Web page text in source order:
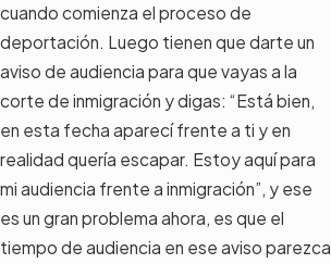
cuando comienza el proceso de
deportación. Luego tienen que darte un
aviso de audiencia para que vayas a la
corte de inmigración y digas: “Está bien,
en esta fecha aparecí frente a ti y en
realidad quería escapar. Estoy aquí para
mi audiencia frente a inmigración”, y ese
es un gran problema ahora, es que el
tiempo de audiencia en ese aviso parezca